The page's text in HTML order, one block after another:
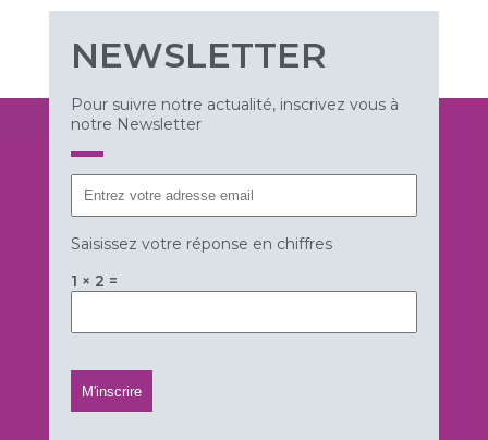
NEWSLETTER
Pour suivre notre actualité, inscrivez vous à
notre Newsletter
Saisissez votre réponse en chiffres
1 × 2 =